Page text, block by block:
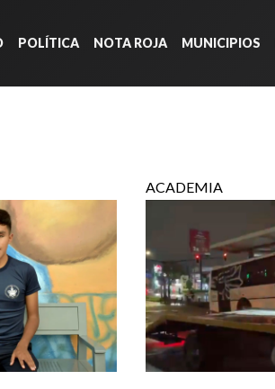
POLÍTICA NOTA ROJA MUNICIPIOS
ACADEMIA